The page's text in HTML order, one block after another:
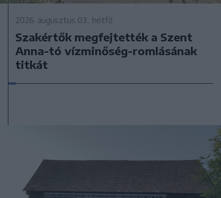
2026. augusztus 03., hétfő
Szakértők megfejtették a Szent
Anna-tó vízminőség-romlásának
titkát